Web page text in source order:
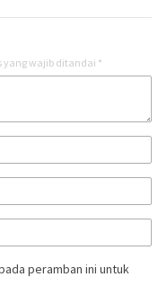
yang wajib ditandai *
peramban ini untuk